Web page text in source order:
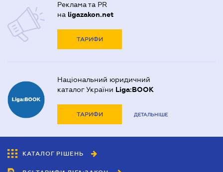
Реклама та PR
на ligazakon.net
ТАРИФИ
Національний юридичний
каталог України Liga:BOOK
ТАРИФИ ДЕТАЛЬНІШЕ
КАТАЛОГ РІШЕНЬ